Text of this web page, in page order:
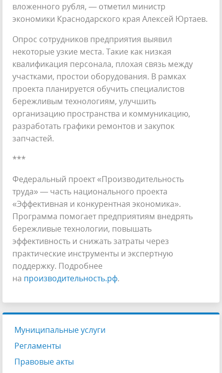
вложенного рубля, — отметил министр
экономики Краснодарского края Алексей Юртаев.
Опрос сотрудников предприятия выявил
некоторые узкие места. Такие как низкая
квалификация персонала, плохая связь между
участками, простои оборудования. В рамках
проекта планируется обучить специалистов
бережливым технологиям, улучшить
организацию пространства и коммуникацию,
разработать графики ремонтов и закупок
запчастей.
***
Федеральный проект «Производительность
труда» — часть национального проекта
«Эффективная и конкурентная экономика».
Программа помогает предприятиям внедрять
бережливые технологии, повышать
эффективность и снижать затраты через
практические инструменты и экспертную
поддержку. Подробнее
на производительность.рф.
Муниципальные услуги
Регламенты
Правовые акты